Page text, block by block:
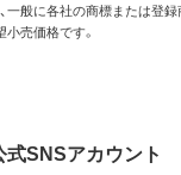
トウェアに対していか
般に各社の商標または登録
売価格です。
式SNSアカウント